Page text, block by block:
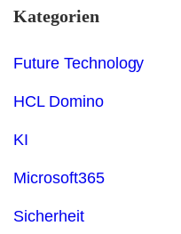
Kategorien
Future Technology
HCL Domino
KI
Microsoft365
Sicherheit